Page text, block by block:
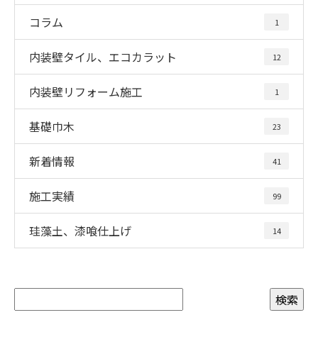
コラム 1
内装壁タイル、エコカラット 12
内装壁リフォーム施工 1
基礎巾木 23
新着情報 41
施工実績 99
珪藻土、漆喰仕上げ 14